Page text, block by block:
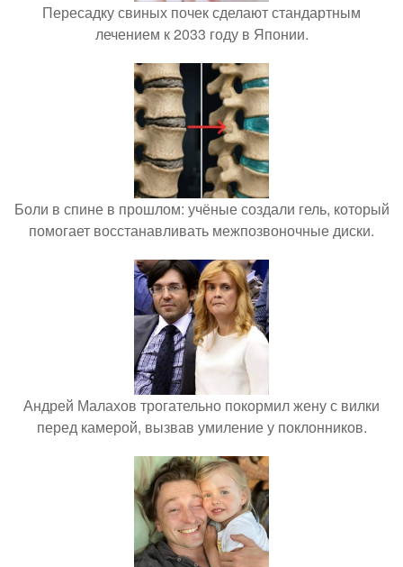
Пересадку свиных почек сделают стандартным
лечением к 2033 году в Японии.
Боли в спине в прошлом: учёные создали гель, который
помогает восстанавливать межпозвоночные диски.
Андрей Малахов трогательно покормил жену с вилки
перед камерой, вызвав умиление у поклонников.